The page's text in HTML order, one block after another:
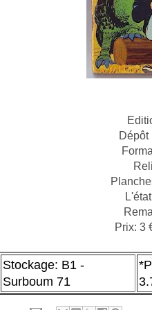
Dépôt
Prix: 3
Stockage: B1 -
Surboum 71